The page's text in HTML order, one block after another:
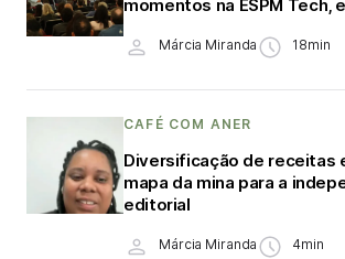
momentos na ESPM Tech,
Márcia Miranda 18min
CAFÉ COM ANER
Diversificação de receitas
mapa da mina para a
editorial
Márcia Miranda 4min